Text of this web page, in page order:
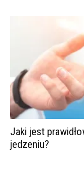
Jaki jest
jedzeniu?